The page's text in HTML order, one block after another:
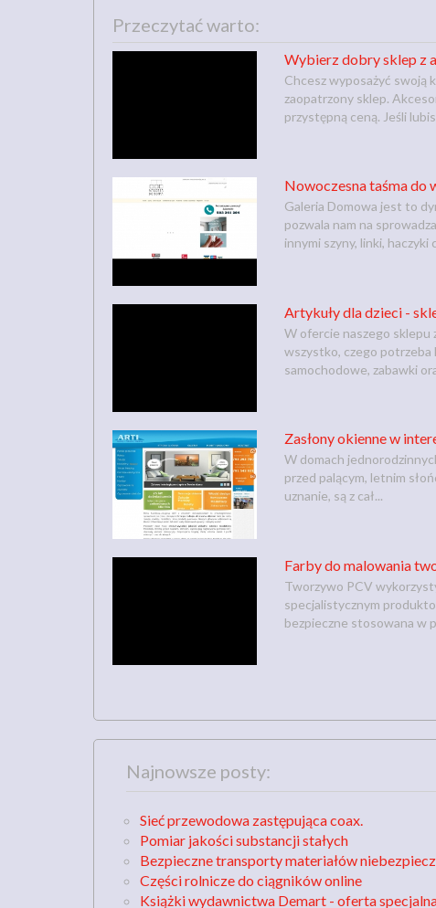
Przeczytać warto:
Wybierz dobry sklep z
Chcesz wyposażyć swoją
zaopatrzony sklep.
przystępną ceną. Jeśli
Nowoczesna taśma do
Galeria Domowa jest to
pozwala nam na
innymi szyny, linki, haczyki
Artykuły dla dzieci -
W ofercie naszego sklepu
wszystko, czego
samochodowe, zabawki
Zasłony okienne w
W domach
przed palącym, letnim
uznanie, są z cał...
Farby do malowania
Tworzywo PCV
specjalistycznym
bezpieczne stosowana w
Najnowsze posty:
Sieć przewodowa zastępująca coax.
Pomiar jakości substancji stałych
Bezpieczne transporty materiałów
Części rolnicze do ciągników online
Książki wydawnictwa Demart - oferta